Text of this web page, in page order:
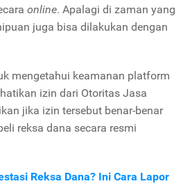
online. Apalagi di zaman yang
juga bisa dilakukan dengan
mengetahui keamanan platform
izin dari Otoritas Jasa
jika izin tersebut benar-benar
reksa dana secara resmi
Reksa Dana? Ini Cara Lapor